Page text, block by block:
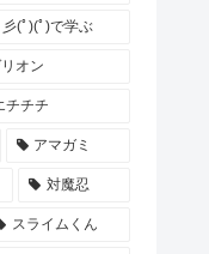
彡(ﾟ)(ﾟ)で学ぶ
オン
チチチ
アマガミ
対魔忍
スライムくん